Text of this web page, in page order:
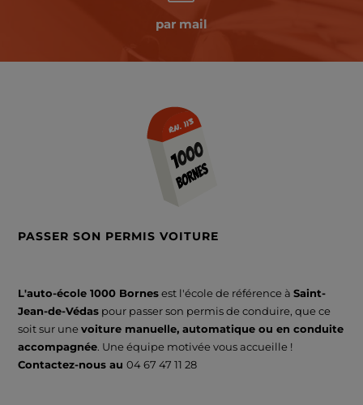
par mail
PASSER SON PERMIS VOITURE
L'auto-école 1000 Bornesest l'école de référence à Saint-
Jean-de-Védas pour passer son permis de conduire, que ce
soit sur unevoiture manuelle, automatique ou en conduite
accompagnée. Une équipe motivée vous accueille !
Contactez-nous au 04 67 47 11 28